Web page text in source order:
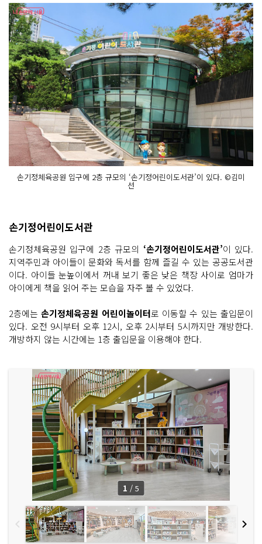
손기정체육공원 입구에 2층 규모의 ‘손기정어린이도서관’이 있다. ©김미
선
손기정어린이도서관
손기정체육공원 입구에 2층 규모의 ‘손기정어린이도서관’이 있다.
지역주민과 아이들이 문화와 독서를 함께 즐길 수 있는 공공도서관
이다. 아이들 눈높이에서 꺼내 보기 좋은 낮은 책장 사이로 엄마가
아이에게 책을 읽어 주는 모습을 자주 볼 수 있었다.
2층에는손기정체육공원 어린이놀이터로 이동할 수 있는 출입문이
있다. 오전 9시부터 오후 12시, 오후 2시부터 5시까지만 개방한다.
개방하지 않는 시간에는 1층 출입문을 이용해야 한다.
1 / 5